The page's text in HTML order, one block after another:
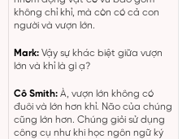
không chỉ khỉ, mà còn có cả con
người và vượn lớn.
Mark: Vậy sự khác biệt giữa vượn
lớn và khỉ là gì ạ?
Cô Smith: À, vượn lớn không có
đuôi và lớn hơn khỉ. Não của chúng
cũng lớn hơn. Chúng giỏi sử dụng
công cụ như khi học ngôn ngữ ký